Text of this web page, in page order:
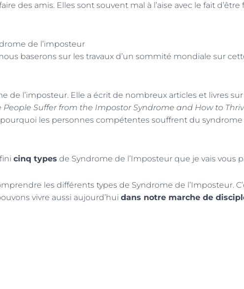
des amis. Elles sont souvent mal à l’aise avec le fait
de l’imposteur
baserons sur les travaux d’un sommité mondiale sur
de l’imposteur. Elle a écrit de nombreux articles et livres
Suffer from the Impostor Syndrome and How to
les personnes compétentes souffrent du
cinq types de Syndrome de l’Imposteur que je vais vous
les différents types de Syndrome de l’Imposteur.
vivre aussi aujourd’hui dans notre marche de